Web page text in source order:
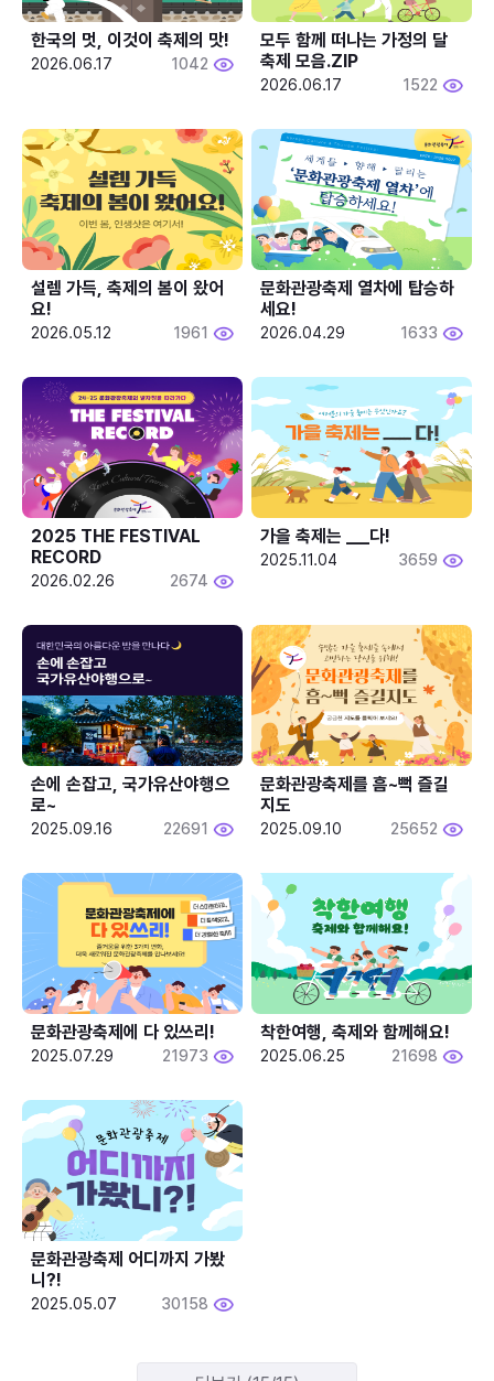
한국의 멋, 이것이 축제의 맛!
2026.06.17 1042
모두 함께 떠나는 가정의 달
축제 모음.ZIP
2026.06.17 1522
설렘 가득, 축제의 봄이 왔어
요!
2026.05.12 1961
문화관광축제 열차에 탑승하
세요!
2026.04.29 1633
2025 THE FESTIVAL
RECORD
2026.02.26 2674
2025.11.04 3659
손에 손잡고, 국가유산야행으
로~
2025.09.16 22691
문화관광축제를 흠~뻑 즐길
지도
2025.09.10 25652
문화관광축제에 다 있쓰리!
2025.07.29 21973
착한여행, 축제와 함께해요!
2025.06.25 21698
문화관광축제 어디까지 가봤
니?!
2025.05.07 30158